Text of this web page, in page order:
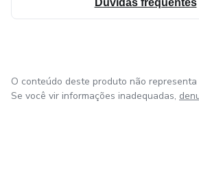
O conteúdo deste produto não
Se você vir informações inadequadas,